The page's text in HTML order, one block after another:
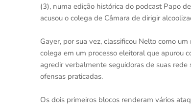
(3), numa edição histórica do podcast Papo
acusou o colega de Câmara de dirigir
Gayer, por sua vez, classificou Nelto como
colega em um processo eleitoral que apurou
agredir verbalmente seguidoras de suas
ofensas praticadas.
Os dois primeiros blocos renderam vários